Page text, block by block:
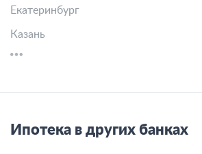
Екатеринбург
Казань
Ипотека в других банках